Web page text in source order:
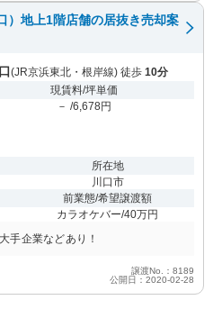
）地上1階店舗の居抜き売却案
(JR京浜東北・根岸線) 徒歩 10分
現賃料/坪単価
－ /6,678円
所在地
川口市
前業態/希望譲渡額
カラオケバー/40万円
手企業などあり！
譲渡No.：8189
公開日：2020-02-28